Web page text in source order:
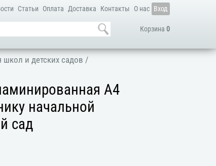
Статьи Оплата Доставка Контакты О нас Вход
Корзина 0
школ и детских садов /
А4
начальной
сад